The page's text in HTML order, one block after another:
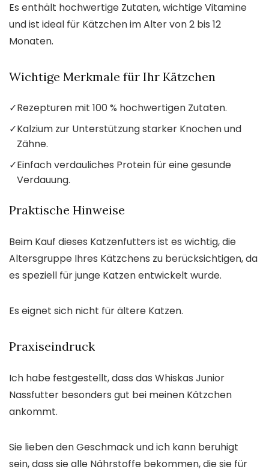
Es enthält hochwertige Zutaten, wichtige Vitamine
und ist ideal für Kätzchen im Alter von 2 bis 12
Monaten.
Wichtige Merkmale für Ihr Kätzchen
✓Rezepturen mit 100 % hochwertigen Zutaten.
✓Kalzium zur Unterstützung starker Knochen und
Zähne.
✓Einfach verdauliches Protein für eine gesunde
Verdauung.
Praktische Hinweise
Beim Kauf dieses Katzenfutters ist es wichtig, die
Altersgruppe Ihres Kätzchens zu berücksichtigen, da
es speziell für junge Katzen entwickelt wurde.
Es eignet sich nicht für ältere Katzen.
Praxiseindruck
Ich habe festgestellt, dass das Whiskas Junior
Nassfutter besonders gut bei meinen Kätzchen
ankommt.
Sie lieben den Geschmack und ich kann beruhigt
sein, dass sie alle Nährstoffe bekommen, die sie für